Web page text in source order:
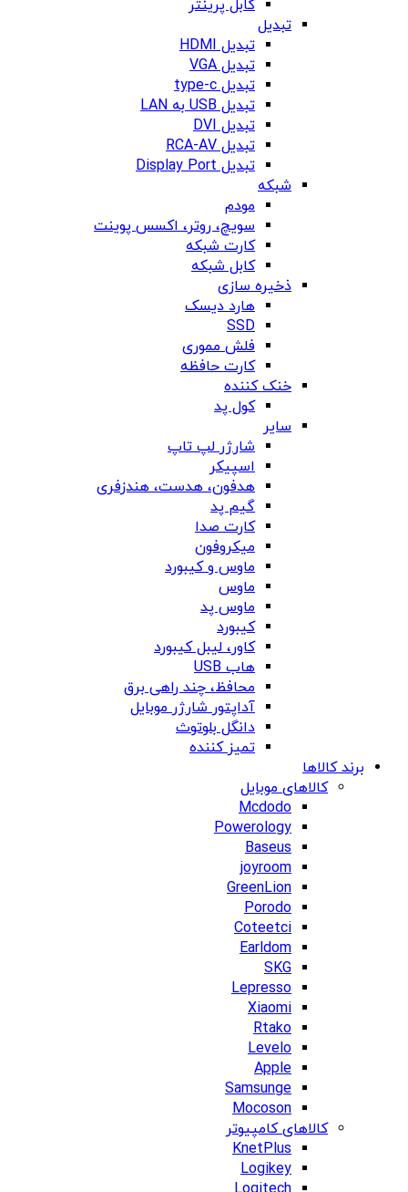
کابل پرینتر
تبدیل
تبدیل HDMI
تبدیل VGA
تبدیل type-c
تبدیل USB به LAN
تبدیل DVI
تبدیل RCA-AV
تبدیل Display Port
شبکه
مودم
سویچ، روتر، اکسس پوینت
کارت شبکه
کابل شبکه
ذخیره سازی
هارد دیسک
SSD
فلش مموری
کارت حافظه
خنک کننده
کول پد
سایر
شارژر لپ تاپ
اسپیکر
هدفون، هدست، هندزفری
گیم پد
کارت صدا
میکروفون
ماوس و کیبورد
ماوس
ماوس پد
کیبورد
کاور، لیبل کیبورد
هاب USB
محافظ، چند راهی برق
آداپتور شارژر موبایل
دانگل بلوتوث
تمیز کننده
برند کالاها
کالاهای موبایل
Mcdodo
Powerology
Baseus
joyroom
GreenLion
Porodo
Coteetci
Earldom
SKG
Lepresso
Xiaomi
Rtako
Levelo
Apple
Samsunge
Mocoson
کالاهای کامپیوتر
KnetPlus
Logikey